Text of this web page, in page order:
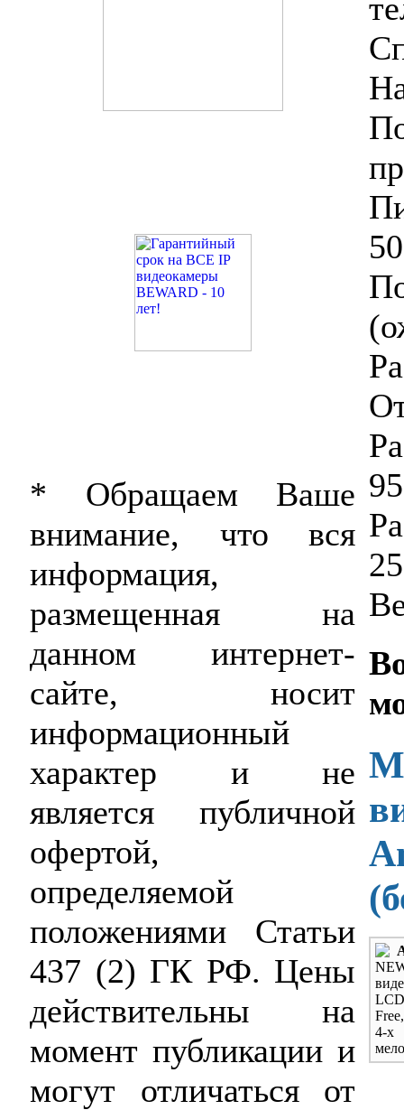
* Обращаем Ваше
внимание, что вся
информация,
размещенная на
данном интернет-
сайте, носит
информационный
характер и не
является публичной
офертой,
определяемой
положениями Статьи
437 (2) ГК РФ. Цены
действительны на
момент публикации и
могут отличаться от
4-х